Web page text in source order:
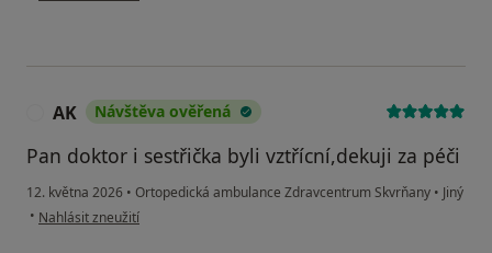
AK Návštěva ověřená
Pan doktor i sestřička byli vztřícní,dekuji za péči
12. května 2026 • Ortopedická ambulance Zdravcentrum Skvrňany • Jiný
• podle názoru uživatele AK
Nahlásit zneužití